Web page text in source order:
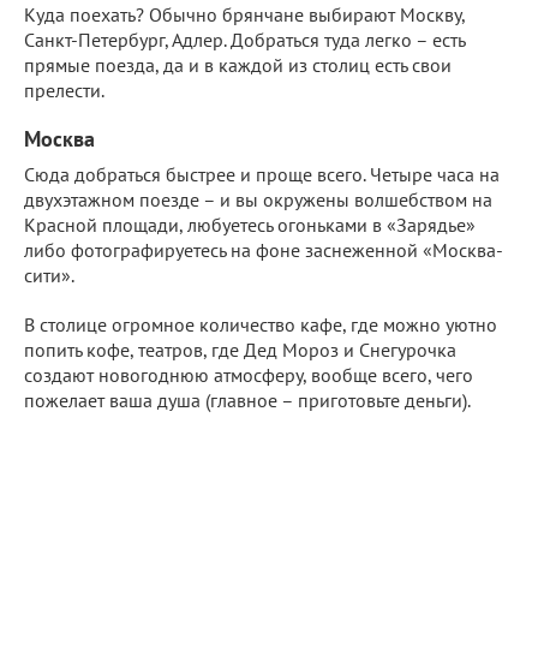
Куда поехать? Обычно брянчане выбирают Москву,
Санкт-Петербург, Адлер. Добраться туда легко – есть
прямые поезда, да и в каждой из столиц есть свои
прелести.
Москва
Сюда добраться быстрее и проще всего. Четыре часа на
двухэтажном поезде – и вы окружены волшебством на
Красной площади, любуетесь огоньками в «Зарядье»
либо фотографируетесь на фоне заснеженной «Москва-
сити».
В столице огромное количество кафе, где можно уютно
попить кофе, театров, где Дед Мороз и Снегурочка
создают новогоднюю атмосферу, вообще всего, чего
пожелает ваша душа (главное – приготовьте деньги).